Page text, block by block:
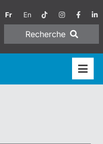
Fr En
Recherche